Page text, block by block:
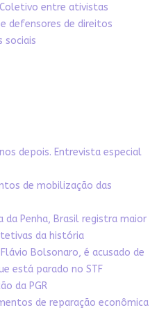
entre ativistas
defensores de direitos
sociais
depois. Entrevista especial
de mobilização das
da Penha, Brasil registra maior
da história
Bolsonaro, é acusado de
está parado no STF
da PGR
de reparação econômica